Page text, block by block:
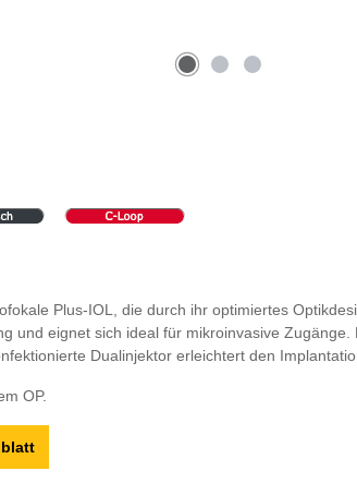
Plus-IOL, die durch ihr optimiertes
und eignet sich ideal für mikroinvasive
Dualinjektor erleichtert den
OP.